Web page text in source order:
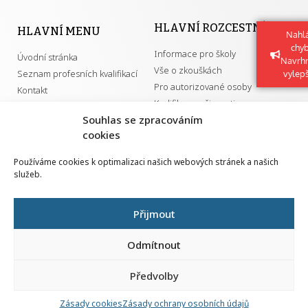
Souhlas se zpracováním
cookies
Používáme cookies k optimalizaci našich webových stránek a našich
služeb.
Přijmout
Odmítnout
Předvolby
Zásady cookiesZásady ochrany osobních údajů
HLAVNÍ MENU
Úvodní stránka
Seznam profesních kvalifikací
Kontakt
HLAVNÍ ROZCESTNÍK
Informace pro školy
Vše o zkouškách
Pro autorizované osoby
Kvalifikace a živnosti
GDPR
Národní pedagogický institut ČR
Senovážné náměstí 25
110 00 Praha 1